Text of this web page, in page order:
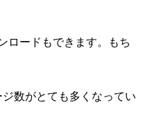
ロードもできます。もち
数がとても多くなってい